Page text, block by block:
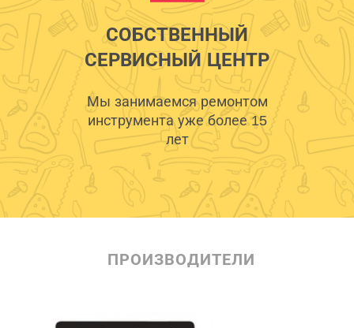
СОБСТВЕННЫЙ
СЕРВИСНЫЙ ЦЕНТР
Мы занимаемся ремонтом
инструмента уже более 15
лет
ПРОИЗВОДИТЕЛИ